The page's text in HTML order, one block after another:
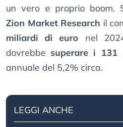
un vero e proprio boom.
Zion Market Research il
miliardi di euro nel
dovrebbe superare i 131
annuale del 5,2% circa.
LEGGI ANCHE